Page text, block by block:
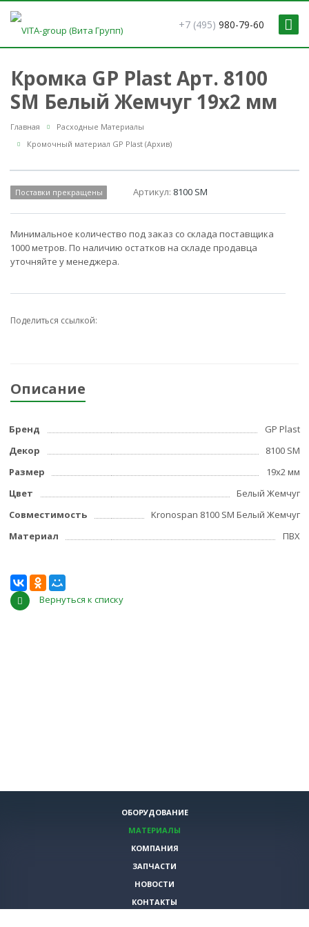
+7 (495) 980-79-60
Кромка GP Plast Арт. 8100
SM Белый Жемчуг 19x2 мм
Главная
Расходные Материалы
Кромочный материал GP Plast (Архив)
Поставки прекращены Артикул: 8100 SM
Минимальное количество под заказ со склада поставщика
1000 метров. По наличию остатков на складе продавца
уточняйте у менеджера.
Поделиться ссылкой:
Описание
Бренд
GP Plast
Декор
8100 SM
Размер
19x2 мм
Цвет
Белый Жемчуг
Совместимость
Kronospan 8100 SM Белый Жемчуг
Материал
ПВХ
Вернуться к списку
ОБОРУДОВАНИЕ
МАТЕРИАЛЫ
КОМПАНИЯ
ЗАПЧАСТИ
НОВОСТИ
КОНТАКТЫ